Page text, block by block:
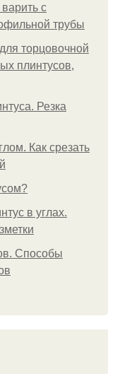
с
трубы
торцовочной
плинтусов,
Резка
Как срезать
в углах.
Способы